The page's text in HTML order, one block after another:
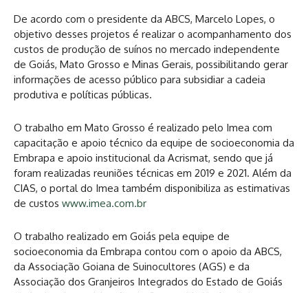
De acordo com o presidente da ABCS, Marcelo Lopes, o
objetivo desses projetos é realizar o acompanhamento dos
custos de produção de suínos no mercado independente
de Goiás, Mato Grosso e Minas Gerais, possibilitando gerar
informações de acesso público para subsidiar a cadeia
produtiva e políticas públicas.
O trabalho em Mato Grosso é realizado pelo Imea com
capacitação e apoio técnico da equipe de socioeconomia da
Embrapa e apoio institucional da Acrismat, sendo que já
foram realizadas reuniões técnicas em 2019 e 2021. Além da
CIAS, o portal do Imea também disponibiliza as estimativas
de custos www.imea.com.br
O trabalho realizado em Goiás pela equipe de
socioeconomia da Embrapa contou com o apoio da ABCS,
da Associação Goiana de Suinocultores (AGS) e da
Associação dos Granjeiros Integrados do Estado de Goiás